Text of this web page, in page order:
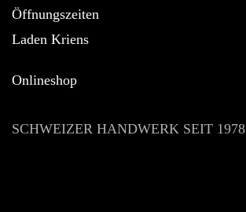
Öffnungszeiten
Laden Kriens
Onlineshop
SCHWEIZER HANDWERK SEIT 1978